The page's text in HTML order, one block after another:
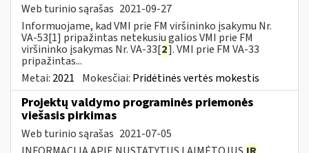
Web turinio sąrašas 2021-09-27
Informuojame, kad VMI prie FM viršininko įsakymu Nr.
VA-53[1] pripažintas netekusiu galios VMI prie FM
viršininko įsakymas Nr. VA-33[2]. VMI prie FM VA-33
pripažintas...
Metai: 2021 Mokesčiai: Pridėtinės vertės mokestis
Projektų valdymo programinės priemonės
viešasis pirkimas
Web turinio sąrašas 2021-07-05